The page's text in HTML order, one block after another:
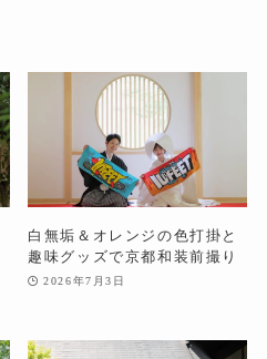
白無垢＆オレンジの色打掛と
趣味グッズで京都和装前撮り
2026年7月3日